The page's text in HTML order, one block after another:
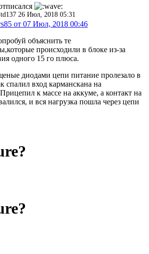
26 Июл, 2018 05:31
от 07 Июл, 2018 00:46
объяснить те
происходили в блоке из-за
одного 15 го плюса.
диодами цепи питание пролезало в
спалил вход карманскана на
к массе на аккуме, а контакт на
и вся нагрузка пошла через цепи